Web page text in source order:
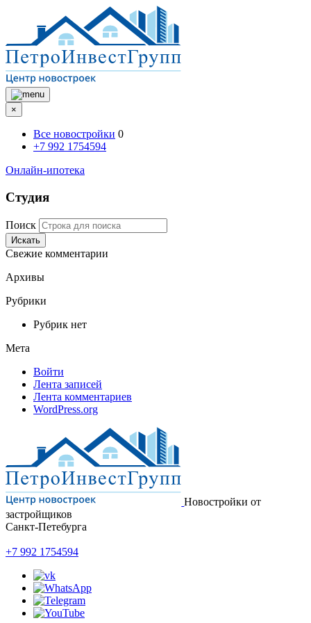
×
Все новостройки 0
+7 992 1754594
Онлайн-ипотека
Студия
Поиск
Искать
Свежие комментарии
Архивы
Рубрики
Рубрик нет
Мета
Войти
Лента записей
Лента комментариев
WordPress.org
Новостройки от
застройщиков
Санкт-Петебурга
+7 992 1754594